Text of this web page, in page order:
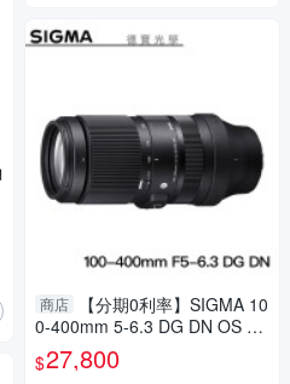
商店
【分期0利率】SIGMA 10
0-400mm 5-6.3 DG DN OS Co
ntemporary for E/L mount 恆
伸公司貨 飛羽 追星 棒球 必備
$27,800